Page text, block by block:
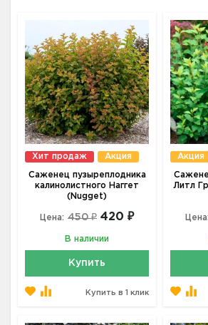
Хит продаж Акция
Саженец пузыреплодника
калинолистного Наггет
(Nugget)
Цена: 450 ₽ 420 ₽
В наличии
Купить
Купить в 1 клик
Акция
Литл
Цена: